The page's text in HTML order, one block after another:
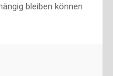
bleiben können